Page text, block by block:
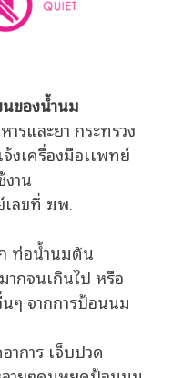
ของน้ำนม
รและยา กระทรวง
จ้งเครื่องมือเเพทย์
าน
เลขที่ ฆพ.
ท่อน้ำนมตัน
กจนเกินไป หรือ
ๆ จากการป้อนนม
าการ เจ็บปวด